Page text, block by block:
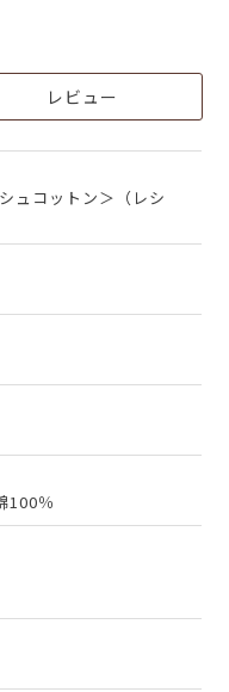
レビュー
ュコットン＞（レシ
100％